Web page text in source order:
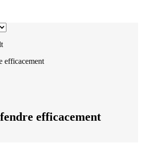
efficacement
efficacement